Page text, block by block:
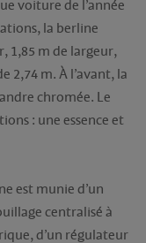
voiture de l’année
la berline
1,85 m de largeur,
2,74 m. À l’avant, la
chromée. Le
: une essence et
est munie d’un
centralisé à
d’un régulateur